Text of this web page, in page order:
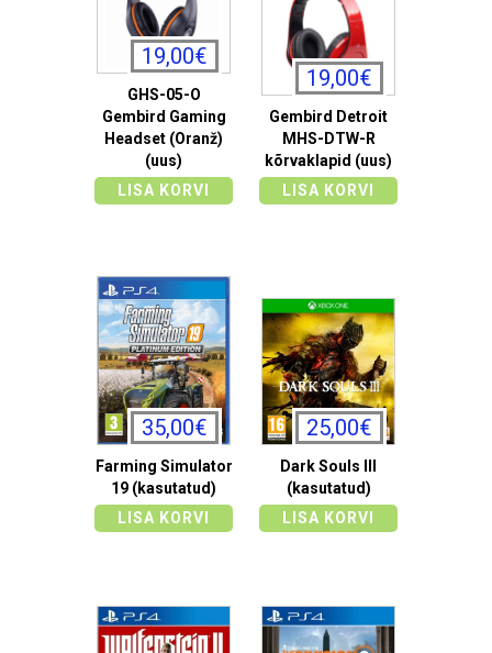
19,00€
GHS-05-O
Gembird Gaming
Headset (Oranž)
(uus)
LISA KORVI
19,00€
Gembird Detroit
MHS-DTW-R
kõrvaklapid (uus)
LISA KORVI
35,00€
Farming Simulator
19 (kasutatud)
LISA KORVI
25,00€
Dark Souls III
(kasutatud)
LISA KORVI